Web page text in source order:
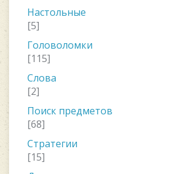
Настольные
[5]
Головоломки
[115]
Слова
[2]
Поиск предметов
[68]
Стратегии
[15]